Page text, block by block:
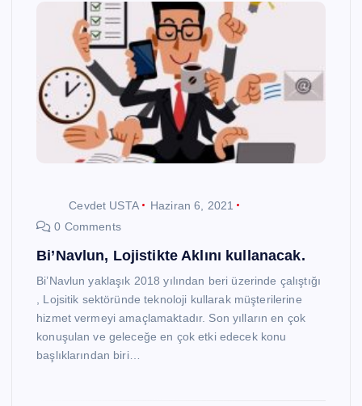
Cevdet USTA
Haziran 6, 2021
0 Comments
Bi’Navlun, Lojistikte Aklını kullanacak.
Bi’Navlun yaklaşık 2018 yılından beri üzerinde çalıştığı
, Lojsitik sektöründe teknoloji kullarak müşterilerine
hizmet vermeyi amaçlamaktadır. Son yılların en çok
konuşulan ve geleceğe en çok etki edecek konu
başlıklarından biri…